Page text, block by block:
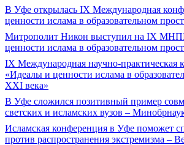
В Уфе открылась IX Международная
ценности ислама в образовательном
Митрополит Никон выступил на IX
ценности ислама в образовательном
IX Международная научно-практическая
«Идеалы и ценности ислама в
XXI века»
В Уфе сложился позитивный пример
светских и исламских вузов –
Исламская конференция в Уфе поможет
против распространения экстремизма –